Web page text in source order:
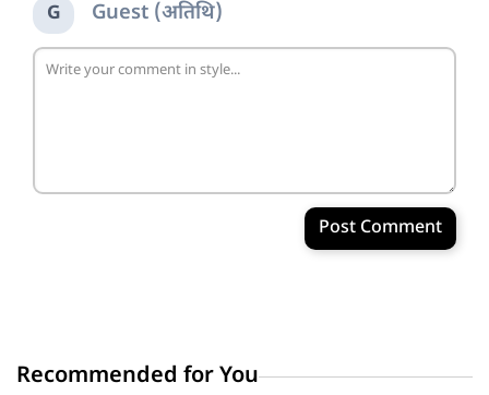
G Guest (अतिथि)
Post Comment
Recommended for You